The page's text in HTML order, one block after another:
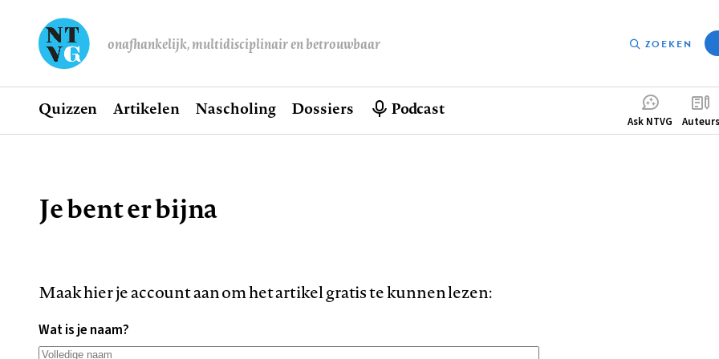
onafhankelijk, multidisciplinair en betrouwbaar ZOEKEN
Hoofdnavigatie
Home
Quizzen Artikelen Nascholing Dossiers Podcast
Ask NTVG Auteurs
Kruimelpad
Je bent er bijna
Maak hier je account aan om het artikel gratis te kunnen lezen:
Wat is je naam?